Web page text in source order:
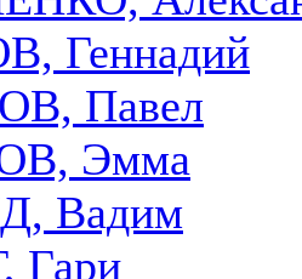
Геннадий
Павел
Эмма
Вадим
Гари